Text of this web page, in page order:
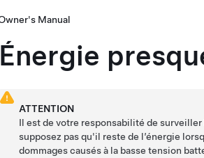
Manual
Énergie
ATTENTION
Il est de votre responsabilité de
supposez pas qu'il reste de l’énergie
dommages causés à la basse tension